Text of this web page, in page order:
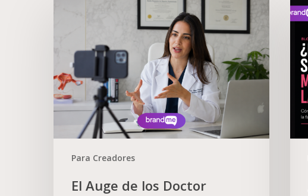
Para Creadores
El Auge de los Doctor